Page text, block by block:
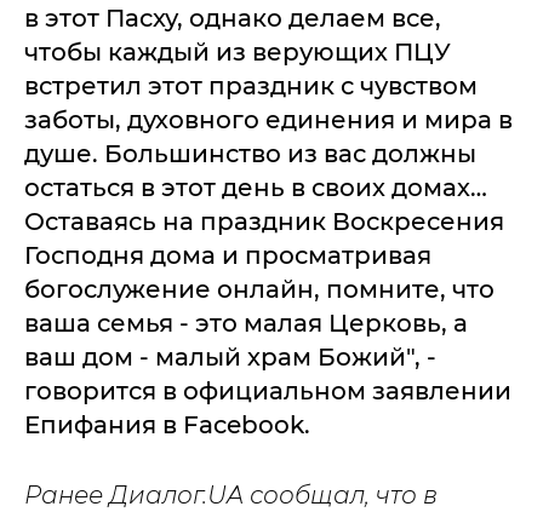
в этот Пасху, однако делаем все,
чтобы каждый из верующих ПЦУ
встретил этот праздник с чувством
заботы, духовного единения и мира в
душе. Большинство из вас должны
остаться в этот день в своих домах…
Оставаясь на праздник Воскресения
Господня дома и просматривая
богослужение онлайн, помните, что
ваша семья - это малая Церковь, а
ваш дом - малый храм Божий", -
говорится в официальном заявлении
Епифания в Facebook.
Ранее Диалог.UA сообщал, что в